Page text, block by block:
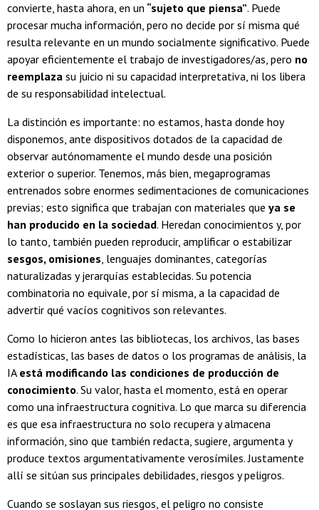
convierte, hasta ahora, en un “sujeto que piensa”. Puede
procesar mucha información, pero no decide por sí misma qué
resulta relevante en un mundo socialmente significativo. Puede
apoyar eficientemente el trabajo de investigadores/as, pero no
reemplaza su juicio ni su capacidad interpretativa, ni los libera
de su responsabilidad intelectual.
La distinción es importante: no estamos, hasta donde hoy
disponemos, ante dispositivos dotados de la capacidad de
observar autónomamente el mundo desde una posición
exterior o superior. Tenemos, más bien, megaprogramas
entrenados sobre enormes sedimentaciones de comunicaciones
previas; esto significa que trabajan con materiales que ya se
han producido en la sociedad. Heredan conocimientos y, por
lo tanto, también pueden reproducir, amplificar o estabilizar
sesgos, omisiones, lenguajes dominantes, categorías
naturalizadas y jerarquías establecidas. Su potencia
combinatoria no equivale, por sí misma, a la capacidad de
advertir qué vacíos cognitivos son relevantes.
Como lo hicieron antes las bibliotecas, los archivos, las bases
estadísticas, las bases de datos o los programas de análisis, la
IA está modificando las condiciones de producción de
conocimiento. Su valor, hasta el momento, está en operar
como una infraestructura cognitiva. Lo que marca su diferencia
es que esa infraestructura no solo recupera y almacena
información, sino que también redacta, sugiere, argumenta y
produce textos argumentativamente verosímiles. Justamente
allí se sitúan sus principales debilidades, riesgos y peligros.
Cuando se soslayan sus riesgos, el peligro no consiste